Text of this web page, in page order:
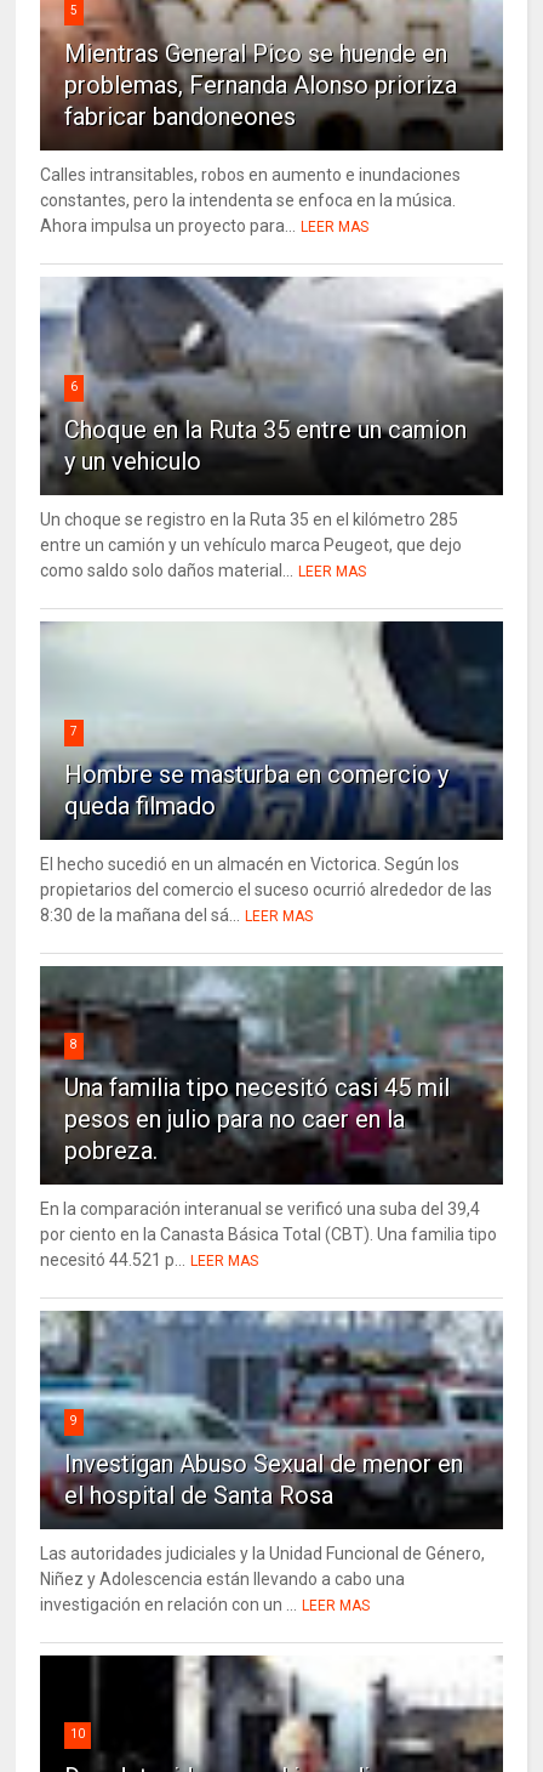
5
Mientras General Pico se huende en
problemas, Fernanda Alonso prioriza
fabricar bandoneones
Calles intransitables, robos en aumento e inundaciones
constantes, pero la intendenta se enfoca en la música.
Ahora impulsa un proyecto para...
LEER MAS
6
Choque en la Ruta 35 entre un camion
y un vehiculo
Un choque se registro en la Ruta 35 en el kilómetro 285
entre un camión y un vehículo marca Peugeot, que dejo
como saldo solo daños material...
LEER MAS
7
Hombre se masturba en comercio y
queda filmado
El hecho sucedió en un almacén en Victorica. Según los
propietarios del comercio el suceso ocurrió alrededor de las
8:30 de la mañana del sá...
LEER MAS
8
Una familia tipo necesitó casi 45 mil
pesos en julio para no caer en la
pobreza.
En la comparación interanual se verificó una suba del 39,4
por ciento en la Canasta Básica Total (CBT). Una familia tipo
necesitó 44.521 p...
LEER MAS
9
Investigan Abuso Sexual de menor en
el hospital de Santa Rosa
Las autoridades judiciales y la Unidad Funcional de Género,
Niñez y Adolescencia están llevando a cabo una
investigación en relación con un ...
LEER MAS
10